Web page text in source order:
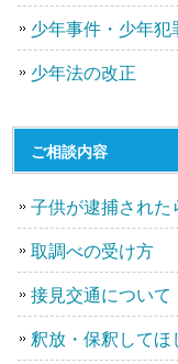
少年事件・少年犯
少年法の改正
ご相談内容
子供が逮捕された
取調べの受け方
接見交通について
釈放・保釈してほ